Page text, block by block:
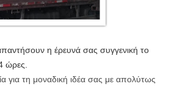
η έρευνά σας συγγενική το
ώρες.
για τη μοναδική ιδέα σας με απολύτως